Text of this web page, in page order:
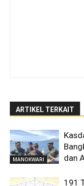
ARTIKEL TERKAIT
MANOKWARI
dan
191